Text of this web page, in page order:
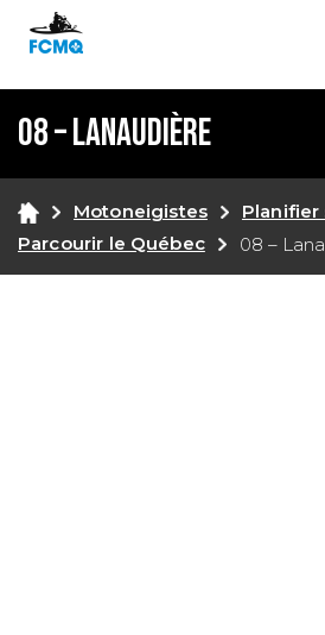
08 – Lanaudière
Motoneigistes
Planifier
Parcourir le Québec
08 –